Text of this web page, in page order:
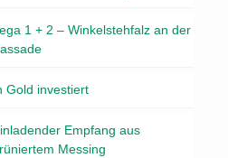
1 + 2 – Winkelstehfalz an der
Gold investiert
Empfang aus
Messing